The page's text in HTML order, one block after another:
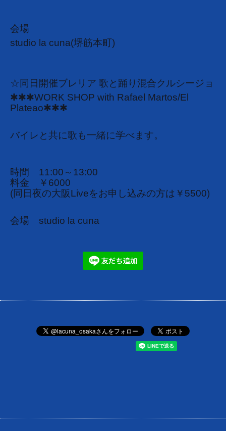
会場
studio la cuna(堺筋本町)
☆同日開催ブレリア 歌と踊り混合クルシージョ
✱✱✱WORK SHOP with Rafael Martos/El
Plateao✱✱✱
バイレと共に歌も一緒に学べます。
時間 11:00～13:00
料金 ￥6000
(同日夜の大阪Liveをお申し込みの方は￥5500)
会場 studio la cuna